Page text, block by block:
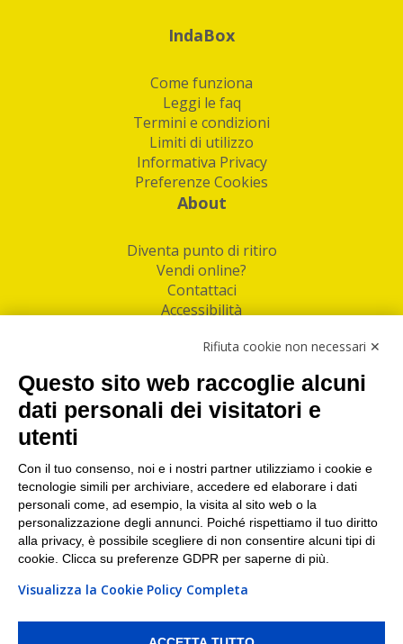
IndaBox
Come funziona
Leggi le faq
Termini e condizioni
Limiti di utilizzo
Informativa Privacy
Preferenze Cookies
About
Diventa punto di ritiro
Vendi online?
Contattaci
Accessibilità
Facebook
Linkedin
I nostri punti di ritiro e spedizione pacchi nelle
maggiori città italiane
Torino|Milano|Roma|Bologna|Firenze| Genova
Napoli|Varese
PI/CF/N°Iscr.: 10821360012 | REA: RM 1494760 | Cap.Soc.: 50.000€ |
Whistleblowing|Privacy |Preferenze Cookies
Rifiuta cookie non necessari ✕
Questo sito web raccoglie alcuni
dati personali dei visitatori e
utenti
Con il tuo consenso, noi e i nostri partner utilizziamo i cookie e
tecnologie simili per archiviare, accedere ed elaborare i dati
personali come, ad esempio, la visita al sito web o la
personalizzazione degli annunci. Poiché rispettiamo il tuo diritto
alla privacy, è possibile scegliere di non consentire alcuni tipi di
cookie. Clicca su preferenze GDPR per saperne di più.
Visualizza la Cookie Policy Completa